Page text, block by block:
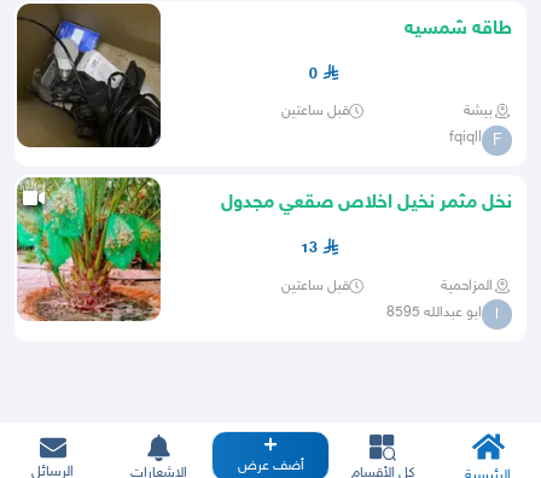
طاقه شمسيه
0
بيشة قبل ساعتين
F
fqiqll
نخل مثمر نخيل اخلاص صقعي مجدول
برحي هلالي سلاطين منيفي سلج
13
المزاحمية قبل ساعتين
ا ابو عبدالله 8595
كل الأقسام أضف عرض الإشعارات الرسائل